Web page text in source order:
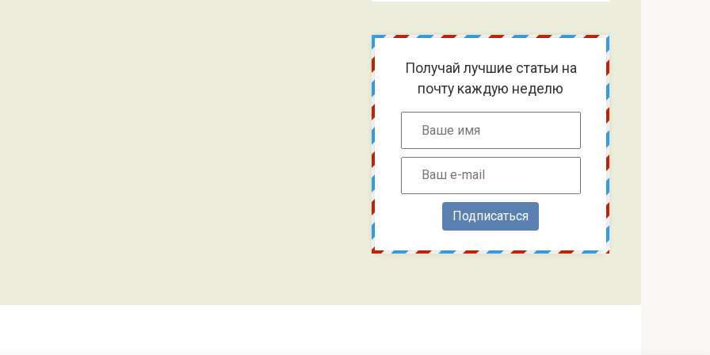
Получай лучшие статьи на
почту каждую неделю
Подписаться